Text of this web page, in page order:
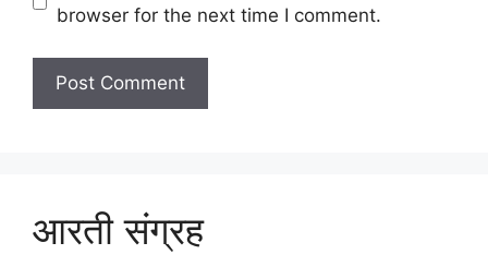
browser for the next time I comment.
आरती संग्रह